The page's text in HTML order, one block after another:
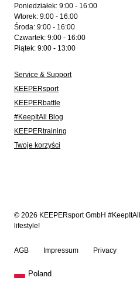
Poniedziałek: 9:00 - 16:00
Wtorek: 9:00 - 16:00
Środa: 9:00 - 16:00
Czwartek: 9:00 - 16:00
Piątek: 9:00 - 13:00
Service & Support
KEEPERsport
KEEPERbattle
#KeepItAll Blog
KEEPERtraining
Twoje korzyści
© 2026 KEEPERsport GmbH
lifestyle!
AGB Impressum Privacy
Poland